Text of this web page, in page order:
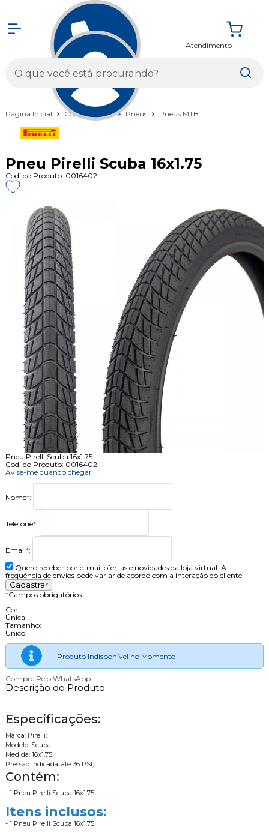
Atendimento
Página Inicial Componentes Pneus Pneus MTB
Pneu Pirelli Scuba 16x1.75
Cod. do Produto: 0016402
Pneu Pirelli Scuba 16x1.75
Cod. do Produto: 0016402
Avise-me quando chegar
Nome*:
Telefone*:
Email*:
Quero receber por e-mail ofertas e novidades da loja virtual. A
frequência de envios pode variar de acordo com a interação do cliente.
*Campos obrigatórios
Cor:
Única
Tamanho:
Único
Produto Indisponível no Momento
Compre Pelo WhatsApp
Descrição do Produto
Especificações:
Marca: Pirelli;
Modelo: Scuba;
Medida: 16x1.75;
Pressão indicada: até 36 PSI;
Contém:
- 1 Pneu Pirelli Scuba 16x1.75.
Itens inclusos:
- 1 Pneu Pirelli Scuba 16x1.75.